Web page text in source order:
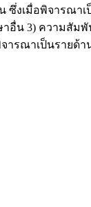
งเมื่อพิจารณา
น 3) ความสัม
ารณาเป็นราย